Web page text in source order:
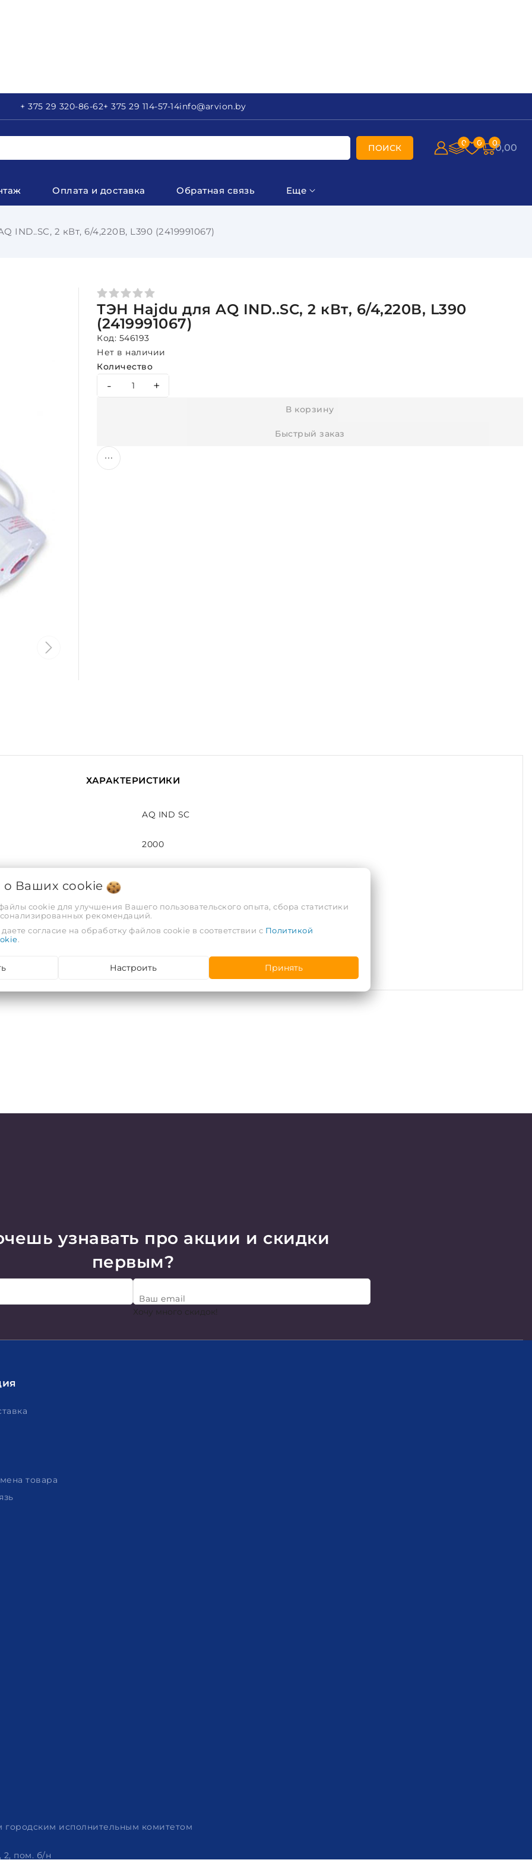
+ 375 29 320-86-62+ 375 29 114-57-14info@arvion.by
ПОИСК 0 0 00,00
Оплата и доставка Обратная связь Еще
IND..SC, 2 кВт, 6/4,220В, L390 (2419991067)
ТЭН Hajdu для AQ IND..SC, 2 кВт, 6/4,220В, L390
(2419991067)
Код: 546193
Нет в наличии
Количество
- +
В корзину
Быстрый заказ
ХАРАКТЕРИСТИКИ
AQ IND SC
2000
шт
0,83
узнавать про акции и скидки
первым?
Ваш email
Хочу много скидок!
товара
городским исполнительным комитетом
2, пом. б/н
о Ваших cookie
cookie для улучшения Вашего пользовательского опыта, сбора статистики
рекомендаций.
согласие на обработку файлов cookie в соответствии с Политикой
.
Настроить Принять